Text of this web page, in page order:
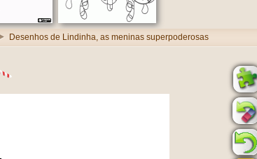
Desenhos de Lindinha, as meninas superpoderosas